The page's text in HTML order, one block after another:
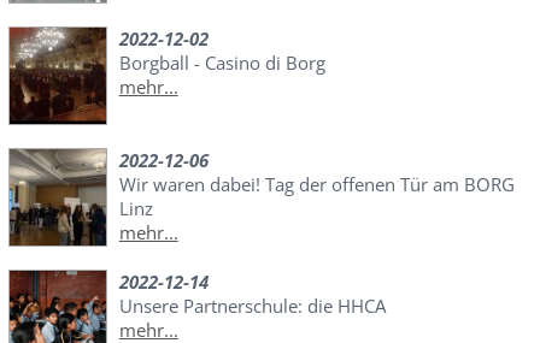
2022-12-02
Borgball - Casino di Borg
mehr...
2022-12-06
Wir waren dabei! Tag der offenen Tür am BORG
Linz
mehr...
2022-12-14
Unsere Partnerschule: die HHCA
mehr...